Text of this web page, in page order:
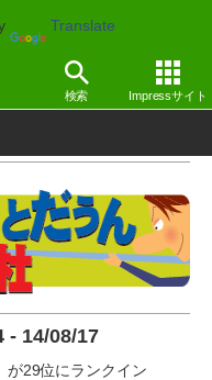
Translate
検索 Impressサイト
- 14/08/17
が29位にランクイン